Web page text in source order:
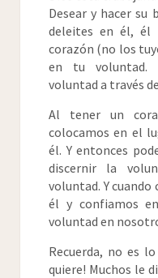
Desear y hacer su
deleites en él, él
corazón (no los
en tu voluntad.
voluntad a través
Al tener un
colocamos en el
él. Y entonces
discernir la
voluntad. Y
él y confiamos
voluntad en
Recuerda, no es
quiere! Muchos le